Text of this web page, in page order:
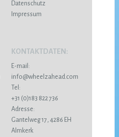
Datenschutz
Impressum
KONTAKTDATEN:
E-mail:
info@wheelzahead.com
Tel:
+31 (0)183 822 736
Adresse:
Gantelweg 17, 4286 EH
Almkerk